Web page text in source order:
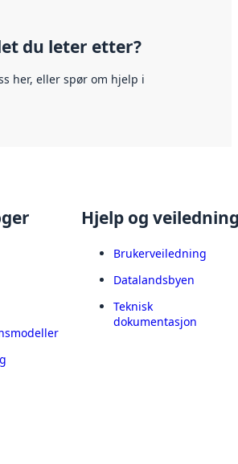
du leter etter?
her, eller spør om hjelp i
Hjelp og
Brukerveiledning
Datalandsbyen
Teknisk
dokumentasjon